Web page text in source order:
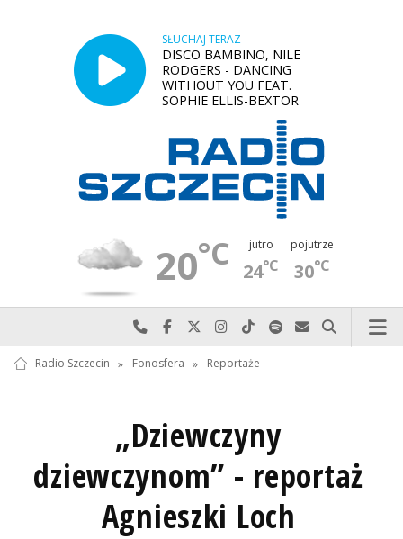
SŁUCHAJ TERAZ
DISCO BAMBINO, NILE
RODGERS - DANCING
WITHOUT YOU FEAT.
SOPHIE ELLIS-BEXTOR
20°C jutro
24°C
pojutrze
30°C
Najlepiej po prostu do nas zadzwoń
Odwiedź nas na Facebook-u
Odwiedź nas na X
Odwiedź nas na Instagram-ie
Odwiedź nas na TikTok-u
Szukaj nas na Spotify
Wyślij do nas
Szukaj
Radio Szczecin » Fonosfera » Reportaże
„Dziewczyny
dziewczynom” - reportaż
Agnieszki Loch